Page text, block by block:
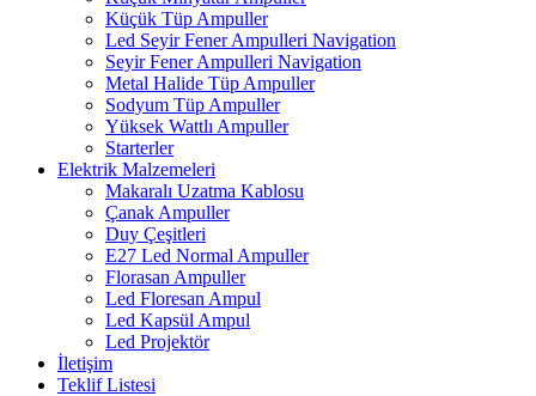
Küçük Tüp Ampuller
Led Seyir Fener Ampulleri Navigation
Seyir Fener Ampulleri Navigation
Metal Halide Tüp Ampuller
Sodyum Tüp Ampuller
Yüksek Wattlı Ampuller
Starterler
Elektrik Malzemeleri
Makaralı Uzatma Kablosu
Çanak Ampuller
Duy Çeşitleri
E27 Led Normal Ampuller
Florasan Ampuller
Led Floresan Ampul
Led Kapsül Ampul
Led Projektör
İletişim
Teklif Listesi